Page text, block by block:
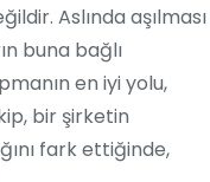
Aslında aşılması
buna bağlı
en iyi yolu,
bir şirketin
fark ettiğinde,